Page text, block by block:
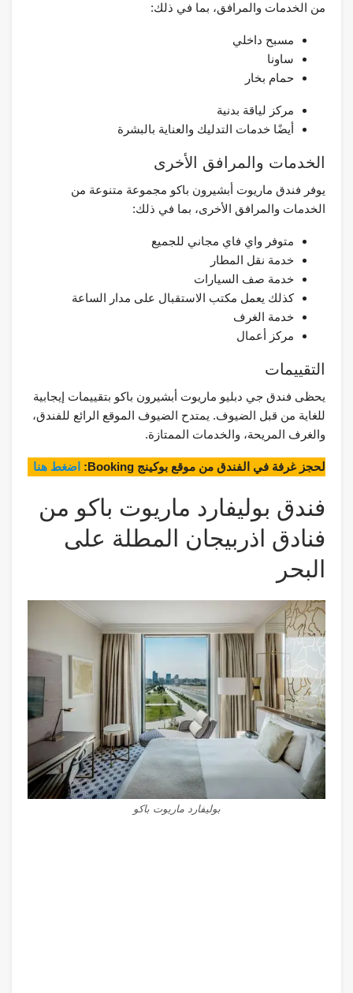
من الخدمات والمرافق، بما في ذلك:
مسبح داخلي
ساونا
حمام بخار
مركز لياقة بدنية
أيضًا خدمات التدليك والعناية بالبشرة
الخدمات والمرافق الأخرى
يوفر فندق ماريوت أبشيرون باكو مجموعة متنوعة من
الخدمات والمرافق الأخرى، بما في ذلك:
متوفر واي فاي مجاني للجميع
خدمة نقل المطار
خدمة صف السيارات
كذلك يعمل مكتب الاستقبال على مدار الساعة
خدمة الغرف
مركز أعمال
التقييمات
يحظى فندق جي دبليو ماريوت أبشيرون باكو بتقييمات إيجابية
للغاية من قبل الضيوف. يمتدح الضيوف الموقع الرائع للفندق،
والغرف المريحة، والخدمات الممتازة.
لحجز غرفة في الفندق من موقع بوكينج Booking: اضغط هنا
فندق بوليفارد ماريوت باكو من
فنادق اذربيجان المطلة على
البحر
بوليفارد ماريوت باكو